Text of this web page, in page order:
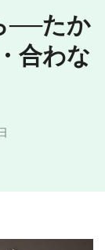
──たか
合わな